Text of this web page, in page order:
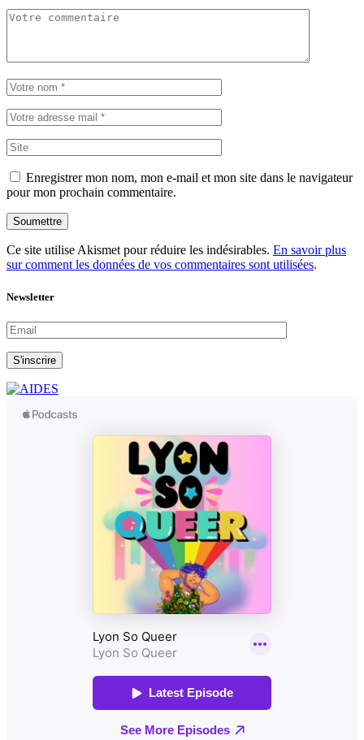
Enregistrer mon nom, mon e-mail et mon site dans le navigateur
pour mon prochain commentaire.
Soumettre
Ce site utilise Akismet pour réduire les indésirables. En savoir plus
sur comment les données de vos commentaires sont utilisées.
Newsletter
S'inscrire